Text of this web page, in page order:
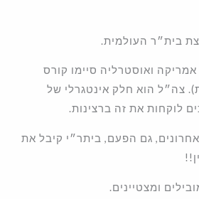
בית״ר העולמית.
ואוסטרליה סיימו קורס
צה״ל הוא חלק אינטגרלי של
לוקחות את זה ברצינות.
גם הפעם, ביתר״י קיבל את
ומצטיינים.